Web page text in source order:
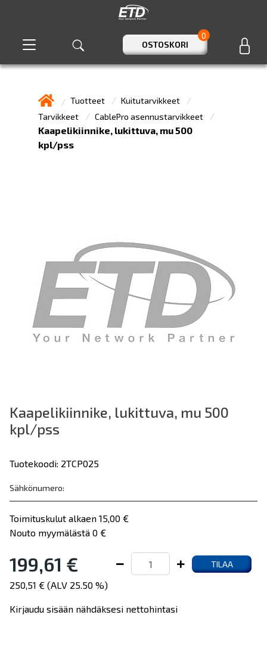
OSTOSKORI
0
Tuotteet
Kuitutarvikkeet
Tarvikkeet
CablePro asennustarvikkeet
Kaapelikiinnike, lukittuva, mu 500
kpl/pss
Kaapelikiinnike, lukittuva, mu 500
kpl/pss
Tuotekoodi: 2TCP025
Sähkönumero:
Toimituskulut alkaen 15,00 €
Nouto myymälästä 0 €
199,61 € TILAA
250,51 € (ALV 25.50 %)
Kirjaudu sisään nähdäksesi nettohintasi